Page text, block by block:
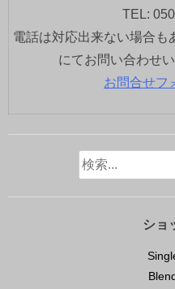
TEL:
電話は対応出来ない場合も
にてお問い合わせ
お問合せフ
ショ